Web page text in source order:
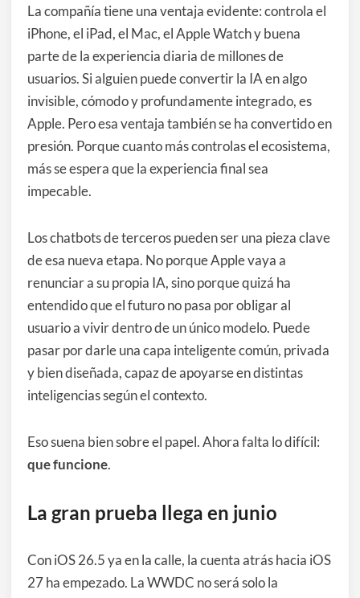
La compañía tiene una ventaja evidente: controla el
iPhone, el iPad, el Mac, el Apple Watch y buena
parte de la experiencia diaria de millones de
usuarios. Si alguien puede convertir la IA en algo
invisible, cómodo y profundamente integrado, es
Apple. Pero esa ventaja también se ha convertido en
presión. Porque cuanto más controlas el ecosistema,
más se espera que la experiencia final sea
impecable.
Los chatbots de terceros pueden ser una pieza clave
de esa nueva etapa. No porque Apple vaya a
renunciar a su propia IA, sino porque quizá ha
entendido que el futuro no pasa por obligar al
usuario a vivir dentro de un único modelo. Puede
pasar por darle una capa inteligente común, privada
y bien diseñada, capaz de apoyarse en distintas
inteligencias según el contexto.
Eso suena bien sobre el papel. Ahora falta lo difícil:
que funcione.
La gran prueba llega en junio
Con iOS 26.5 ya en la calle, la cuenta atrás hacia iOS
27 ha empezado. La WWDC no será solo la